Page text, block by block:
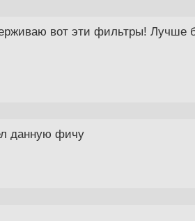
вот эти фильтры!
данную фичу